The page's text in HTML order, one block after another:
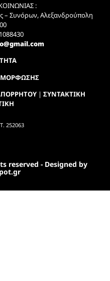
:
– Συνόρων, Αλεξανδρούπολη
| ΣΥΝΤΑΚΤΙΚΗ
252063
reserved - Designed by